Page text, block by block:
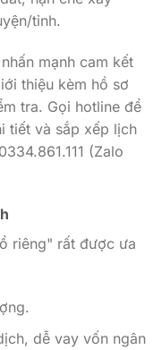
tỉnh.
mạnh cam kết
thiệu kèm hồ sơ
tra. Gọi hotline để
tiết và sắp xếp lịch
(Zalo
riêng" rất được ưa
dễ vay vốn ngân